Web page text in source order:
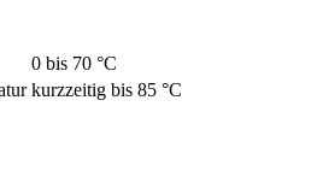
0 bis 70 °C
kurzzeitig bis 85 °C